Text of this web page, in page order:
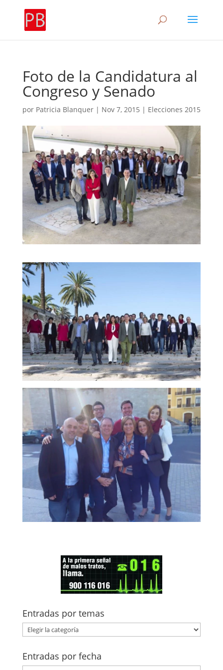
Foto de la Candidatura al
Congreso y Senado
por Patricia Blanquer| Nov 7, 2015 | Elecciones 2015
Entradas por temas
Entradas
por
Entradas por fecha